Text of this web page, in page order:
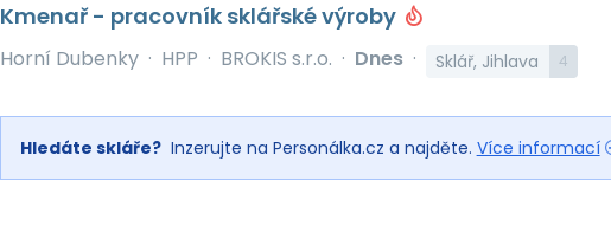
Kmenař - pracovník sklářské výroby
Horní Dubenky · HPP · BROKIS s.r.o. · Dnes · Sklář, Jihlava 4
Hledáte skláře? Inzerujte na Personálka.cz a najděte. Více informací